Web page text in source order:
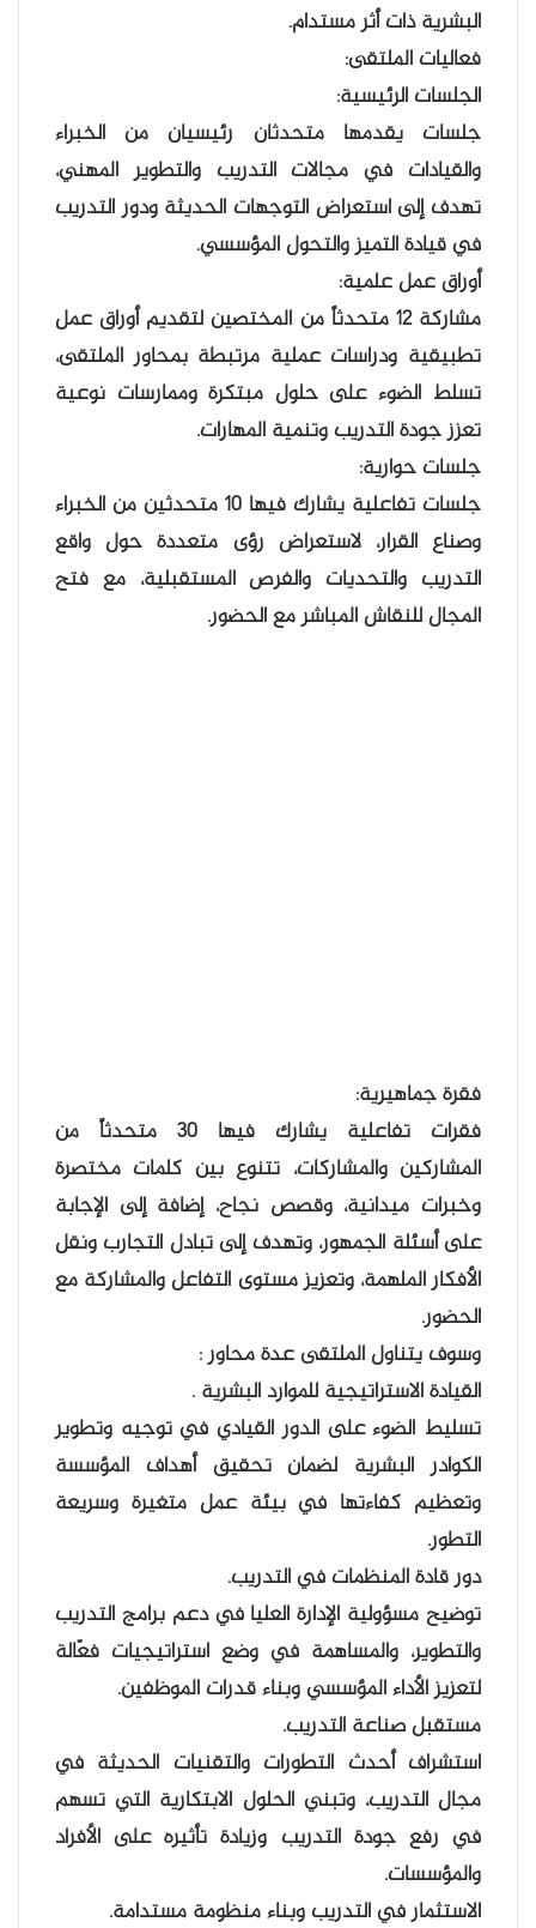
البشرية ذات أثر مستدام.
فعاليات الملتقى:
الجلسات الرئيسية:
جلسات يقدمها متحدثان رئيسيان من الخبراء
والقيادات في مجالات التدريب والتطوير المهني،
تهدف إلى استعراض التوجهات الحديثة ودور التدريب
في قيادة التميز والتحول المؤسسي.
أوراق عمل علمية:
مشاركة ١٢ متحدثاً من المختصين لتقديم أوراق عمل
تطبيقية ودراسات عملية مرتبطة بمحاور الملتقى،
تسلط الضوء على حلول مبتكرة وممارسات نوعية
تعزز جودة التدريب وتنمية المهارات.
جلسات حوارية:
جلسات تفاعلية يشارك فيها ١٠ متحدثين من الخبراء
وصناع القرار، لاستعراض رؤى متعددة حول واقع
التدريب والتحديات والفرص المستقبلية، مع فتح
المجال للنقاش المباشر مع الحضور.
فقرة جماهيرية:
فقرات تفاعلية يشارك فيها ٣٠ متحدثاً من
المشاركين والمشاركات، تتنوع بين كلمات مختصرة
وخبرات ميدانية، وقصص نجاح، إضافة إلى الإجابة
على أسئلة الجمهور، وتهدف إلى تبادل التجارب ونقل
الأفكار الملهمة، وتعزيز مستوى التفاعل والمشاركة مع
الحضور.
وسوف يتناول الملتقى عدة محاور :
القيادة الاستراتيجية للموارد البشرية .
تسليط الضوء على الدور القيادي في توجيه وتطوير
الكوادر البشرية لضمان تحقيق أهداف المؤسسة
وتعظيم كفاءتها في بيئة عمل متغيرة وسريعة
التطور.
دور قادة المنظمات في التدريب.
توضيح مسؤولية الإدارة العليا في دعم برامج التدريب
والتطوير، والمساهمة في وضع استراتيجيات فعّالة
لتعزيز الأداء المؤسسي وبناء قدرات الموظفين.
مستقبل صناعة التدريب.
استشراف أحدث التطورات والتقنيات الحديثة في
مجال التدريب، وتبني الحلول الابتكارية التي تسهم
في رفع جودة التدريب وزيادة تأثيره على الأفراد
والمؤسسات.
الاستثمار في التدريب وبناء منظومة مستدامة.